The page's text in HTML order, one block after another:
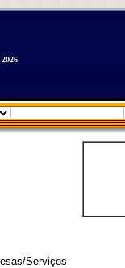
Serviços